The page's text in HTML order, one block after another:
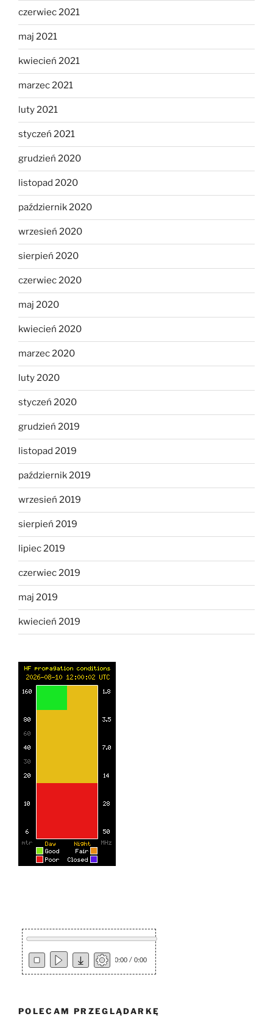
czerwiec 2021
maj 2021
kwiecień 2021
marzec 2021
luty 2021
styczeń 2021
grudzień 2020
listopad 2020
październik 2020
wrzesień 2020
sierpień 2020
czerwiec 2020
maj 2020
kwiecień 2020
marzec 2020
luty 2020
styczeń 2020
grudzień 2019
listopad 2019
październik 2019
wrzesień 2019
sierpień 2019
lipiec 2019
czerwiec 2019
maj 2019
kwiecień 2019
0:00 / 0:00
POLECAM PRZEGLĄDARKĘ